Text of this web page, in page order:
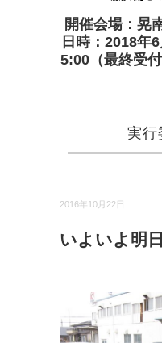
開催会場：晃
日時：2018年
5:00（最終受
実行
2016年10月22日
いよいよ明日